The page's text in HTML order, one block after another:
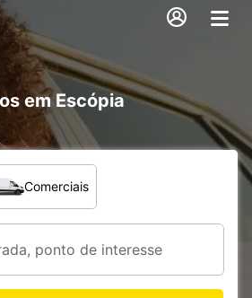
em Escópia
pretende?
Comerciais